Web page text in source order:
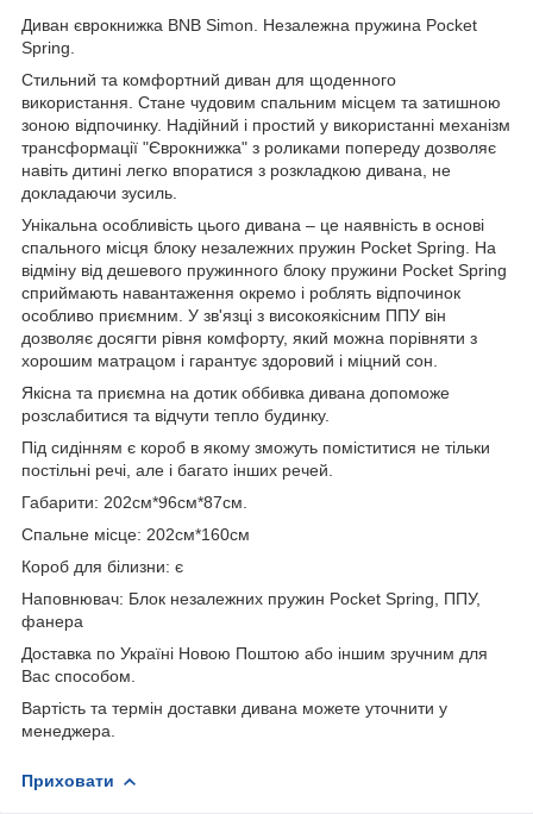
Диван єврокнижка BNB Simon. Незалежна пружина Pocket
Spring.
Стильний та комфортний диван для щоденного
використання. Стане чудовим спальним місцем та затишною
зоною відпочинку. Надійний і простий у використанні механізм
трансформації "Єврокнижка" з роликами попереду дозволяє
навіть дитині легко впоратися з розкладкою дивана, не
докладаючи зусиль.
Унікальна особливість цього дивана – це наявність в основі
спального місця блоку незалежних пружин Pocket Spring. На
відміну від дешевого пружинного блоку пружини Pocket Spring
сприймають навантаження окремо і роблять відпочинок
особливо приємним. У зв'язці з високоякісним ППУ він
дозволяє досягти рівня комфорту, який можна порівняти з
хорошим матрацом і гарантує здоровий і міцний сон.
Якісна та приємна на дотик оббивка дивана допоможе
розслабитися та відчути тепло будинку.
Під сидінням є короб в якому зможуть поміститися не тільки
постільні речі, але і багато інших речей.
Габарити: 202см*96см*87см.
Спальне місце: 202см*160см
Короб для білизни: є
Наповнювач: Блок незалежних пружин Pocket Spring, ППУ,
фанера
Доставка по Україні Новою Поштою або іншим зручним для
Вас способом.
Вартість та термін доставки дивана можете уточнити у
менеджера.
Приховати